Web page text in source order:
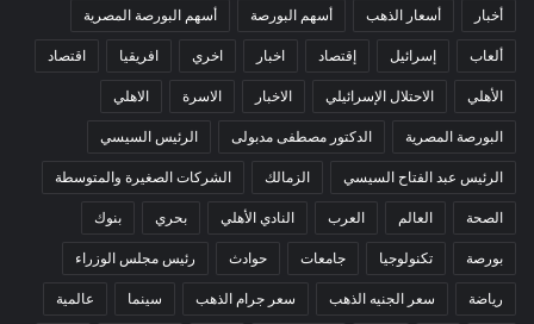
أخبار أسعار الذهب أسهم البورصة أسهم البورصة المصرية
ألعاب إسرائيل إقتصاد اخبار اخري افريقيا اقتصاد
الأهلي الاحتلال الإسرائيلي الاخبار الاسرة الاهلي
البورصة المصرية الدكتور مصطفى مدبولى الرئيس السيسي
الرئيس عبد الفتاح السيسي الزمالك الشركات الصغيرة والمتوسطة
الصحة العالم العرب النادي الأهلي بحري بنوك
بورصة تكنولوجيا جامعات حوادث رئيس مجلس الوزراء
رياضة سعر الجنيه الذهب سعر جرام الذهب سينما عالمية